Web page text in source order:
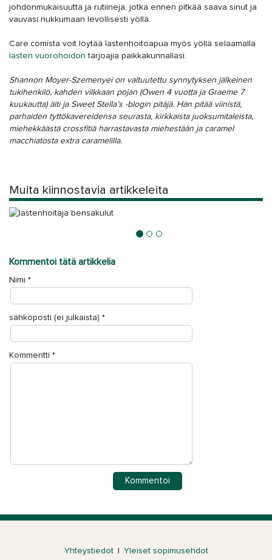
johdonmukaisuutta ja rutiineja, jotka ennen pitkää saava sinut ja
vauvasi nukkumaan levollisesti yöllä.
Care.comista voit löytää lastenhoitoapua myös yöllä selaamalla
lasten vuorohoidon tarjoajia paikkakunnallasi.
Shannon Moyer-Szemenyei on valtuutettu synnytyksen jälkeinen
tukihenkilö, kahden vilkkaan pojan (Owen 4 vuotta ja Graeme 7
kuukautta) äiti ja Sweet Stella’s -blogin pitäjä. Hän pitää viinistä,
parhaiden tyttökavereidensa seurasta, kirkkaista juoksumitaleista,
miehekkäästä crossfitiä harrastavasta miehestään ja caramel
macchiatosta extra caramelilla.
Muita kiinnostavia artikkeleita
Miten korvata lastenhoitajalle matka- ja polttoainekulut?
Kommentoi tätä artikkelia
Nimi *
sähköposti (ei julkaista) *
Kommentti *
Yhteystiedot
Yleiset sopimusehdot